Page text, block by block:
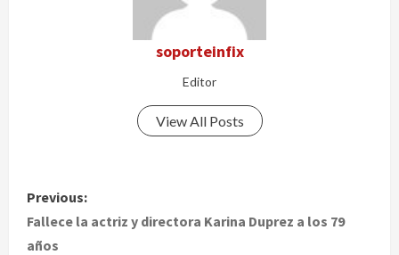
soporteinfix
Editor
View All Posts
P
o
Previous:
Fallece la actriz y directora Karina Duprez a los 79
años